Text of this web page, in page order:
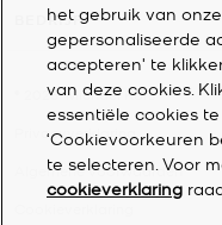
BEDRIJF
2026Michael Kors
Privacyverklaring
Algemene voorwaarden
het gebruik van
gepersonaliseerde
accepteren' te
van deze cookies.
essentiële cookies
‘Cookievoorkeuren
te selecteren. Voor
cookieverklaring